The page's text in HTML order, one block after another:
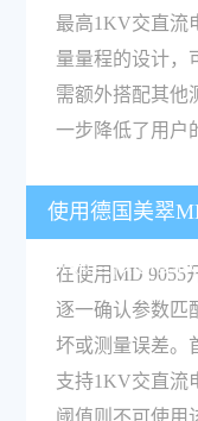
最高1KV交直流
量量程的设计，
需额外搭配其他
一步降低了用户
使用德国美翠
认哪些核心参
在使用MD 9055
逐一确认参数匹
坏或测量误差。
支持1KV交直流
阈值则不可使用